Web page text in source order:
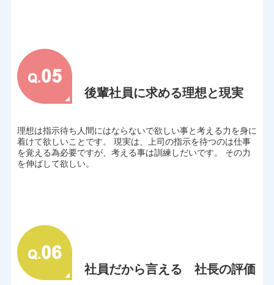
後輩社員に求める理想と現実
理想は指示待ち人間にはならないで欲しい事と考える力を身に
着けて欲しいことです。 現実は、上司の指示を待つのは仕事
を覚える為必要ですが、考える事は訓練しだいです。 その力
を伸ばして欲しい。
社員だから言える 社長の評価